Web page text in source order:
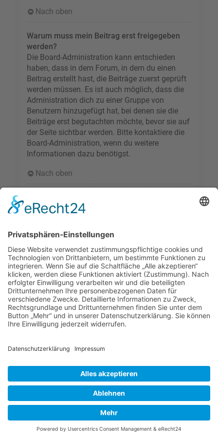
Nach oben
Warum muss mein Beitrag erst freigegeben
werden?
Die Board-Administration kann entschieden
haben, dass in dem Forum, in dem du einen
Beitrag erstellt hast, die Beiträge zuerst geprüft
werden müssen. Es ist auch möglich, dass die
Administration dich zu einer Gruppe von
Benutzern hinzugefügt hat, bei denen sie die
Beiträge erst begutachten möchte, bevor sie auf
der Seite sichtbar werden. Bitte kontaktiere die
Board-Administration, wenn du weitere
Informationen dazu benötigst.
Nach oben
Durch Klicken des „Thema als neu markieren“-
Thema wieder ganz nach oben auf die erste
Seite des Forums holen. Wenn du den
entsprechenden Link nicht siehst, dann ist die
Funktion möglicherweise deaktiviert oder seit
der letzten Markierung ist nicht genügend Zeit
vergangen. Es ist auch möglich, das Thema
nach oben zu holen, indem du einfach eine
Antwort darauf schreibst. Stelle jedoch sicher,
dass du die Regeln dieses Boards beachtest! Es
wird meist nicht gerne gesehen, wenn ohne
Themen geantwortet wird.
Nach oben
Textforma
und
Thementy